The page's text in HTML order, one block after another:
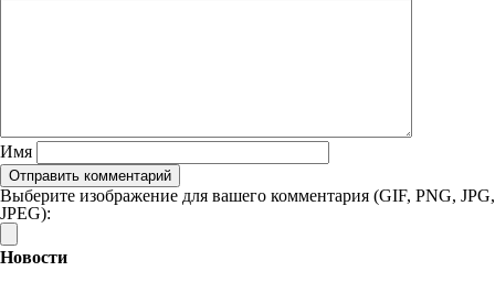
Имя
Выберите изображение для вашего комментария (GIF, PNG, JPG,
JPEG):
Новости